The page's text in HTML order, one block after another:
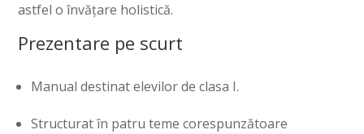
astfel o învățare holistică.
Prezentare pe scurt
Manual destinat elevilor de clasa I.
Structurat în patru teme corespunzătoare